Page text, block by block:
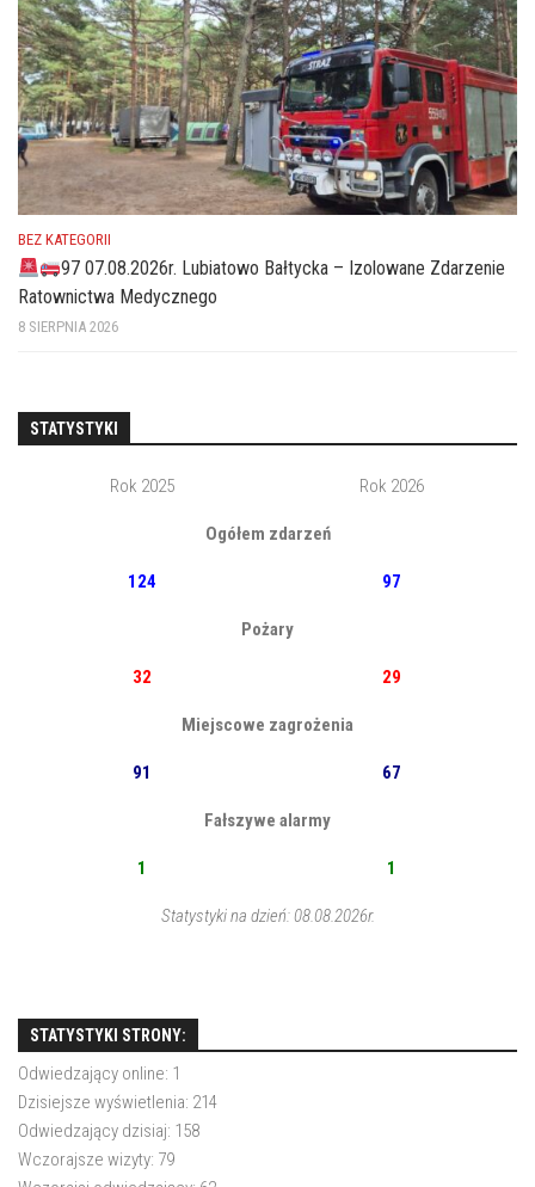
BEZ KATEGORII
97 07.08.2026r. Lubiatowo Bałtycka – Izolowane Zdarzenie
Ratownictwa Medycznego
8 SIERPNIA 2026
STATYSTYKI
Rok 2025 Rok 2026
Ogółem zdarzeń
124 97
Pożary
32 29
Miejscowe zagrożenia
91 67
Fałszywe alarmy
1 1
Statystyki na dzień: 08.08.2026r.
STATYSTYKI STRONY:
Odwiedzający online: 1
Dzisiejsze wyświetlenia: 214
Odwiedzający dzisiaj: 158
Wczorajsze wizyty: 79